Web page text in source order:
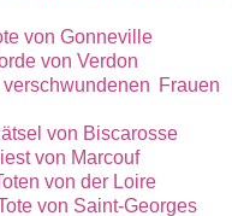
von Gonneville
von Verdon
Frauen
von Biscarosse
von Marcouf
von der Loire
von Saint-Georges